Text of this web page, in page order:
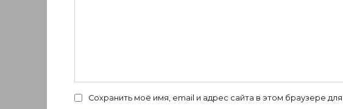
Сохранить моё имя, email и адрес сайта в этом браузере